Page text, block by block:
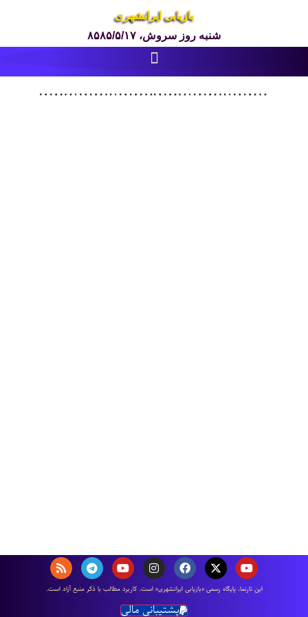
بازیابی ایرانشهری
شنبه روز سروش، ۸۵۸۵/۵/۱۷
اين تارنما، پایگاه رسمی «بازیابی ایرانشهری» است. كاربرد مطالب با ذكر منبع آزاد است.
پشتیبانی مالی